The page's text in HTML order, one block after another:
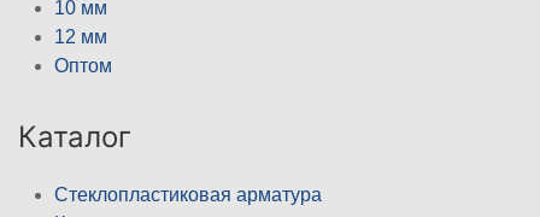
10 мм
12 мм
Оптом
Каталог
Стеклопластиковая арматура